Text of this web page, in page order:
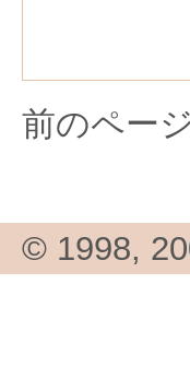
前のページ
© 1998,